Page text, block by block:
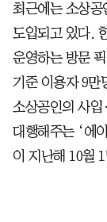
최근에는 소상공
도입되고 있다.
운영하는 방문
기준 이용자 9만
소상공인의 사
대행해주는 ‘에
이 지난해 10월